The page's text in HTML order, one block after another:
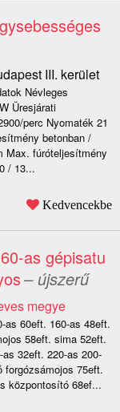
III. kerület
Névleges
Üresjárati
perc Nyomaték 21
betonban /
Max. fúróteljesítmény
/ 13...
Kedvencekbe
as gépisatu
– újszerű
megye
as 60eft. 160-as 48eft.
58eft. sima 52eft.
32eft. 220-as 200-
forgózsámojos 75eft.
központosító 68ef...